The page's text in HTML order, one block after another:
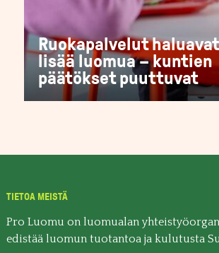
Ruokapalvelut haluavat
lisää luomua – kuntien
päätökset puuttuvat
TIETOA MEISTÄ
Pro Luomu on luomualan
edistää luomun tuotantoa ja kulutusta